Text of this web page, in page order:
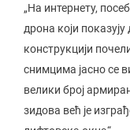
„На интернету,
дрона који
конструкцији
снимцима јасно се
велики број
зидова већ је